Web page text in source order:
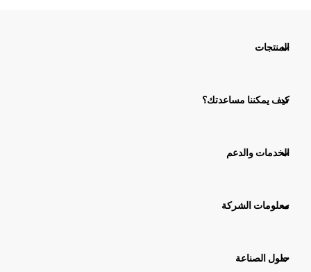
المنتجات
كيف يمكننا مساعدتك؟
الخدمات والدعم
معلومات الشركة
حلول الصناعة